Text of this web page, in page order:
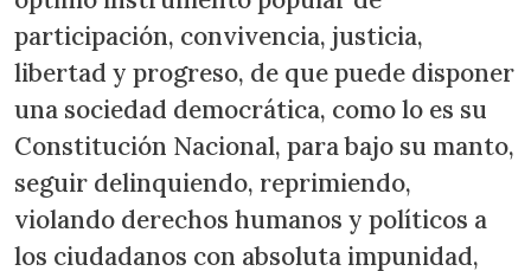
participación, convivencia, justicia,
libertad y progreso, de que puede disponer
una sociedad democrática, como lo es su
Constitución Nacional, para bajo su manto,
seguir delinquiendo, reprimiendo,
violando derechos humanos y políticos a
los ciudadanos con absoluta impunidad,